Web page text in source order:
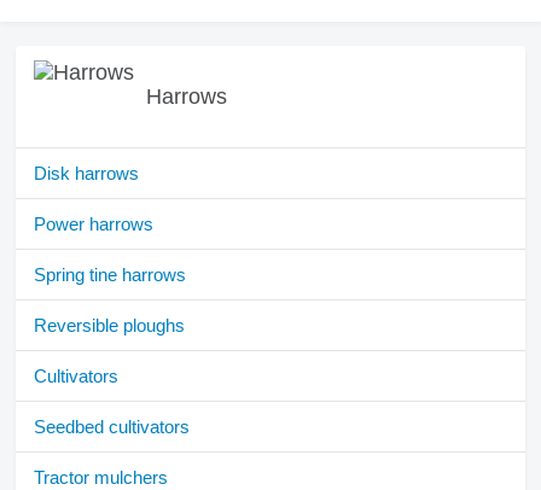
Harrows
Disk harrows
Power harrows
Spring tine harrows
Reversible ploughs
Cultivators
Seedbed cultivators
Tractor mulchers